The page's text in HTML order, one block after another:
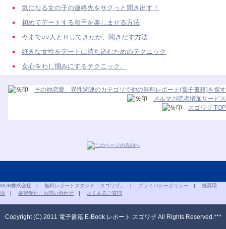
気になる女の子の連絡先をサクっと聞き出す！
初めてデートする相手を楽しませる方法
今まで○○人とＨしてきたか、聞きだす方法
好きな女性をデートに持ち込むためのテクニック
女心をわし掴みにするテクニック。
その他恋愛、異性関連のカテゴリで他の無料レポート(電子書籍)を探す
メルマガ読者増加サービス
スゴワザ TOP
MUB株式会社 | 無料レポートスタンド「スゴワザ」 | プライバシーポリシー | 推奨環
境 | 要望受付、お問い合わせ | よくあるご質問
Copyright (C) 2011 電子書籍 E-Book レポート スゴワザ All Rights Reserved.***